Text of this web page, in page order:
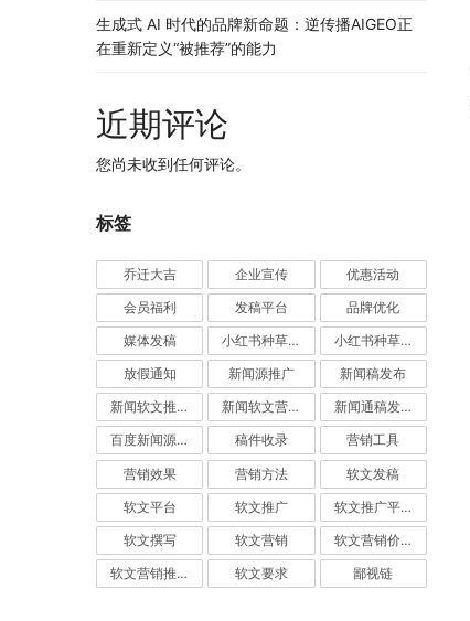
生成式 AI 时代的品牌新命题：逆传播AIGEO正
在重新定义“被推荐”的能力
近期评论
您尚未收到任何评论。
标签
乔迁大吉 企业宣传 优惠活动
会员福利 发稿平台 品牌优化
媒体发稿 小红书种草推广 小红书种草营销
放假通知 新闻源推广 新闻稿发布
新闻软文推广发稿 新闻软文营销推广 新闻通稿发布推广
百度新闻源发布 稿件收录 营销工具
营销效果 营销方法 软文发稿
软文平台 软文推广 软文推广平台
软文撰写 软文营销 软文营销价值
软文营销推广 软文要求 鄙视链